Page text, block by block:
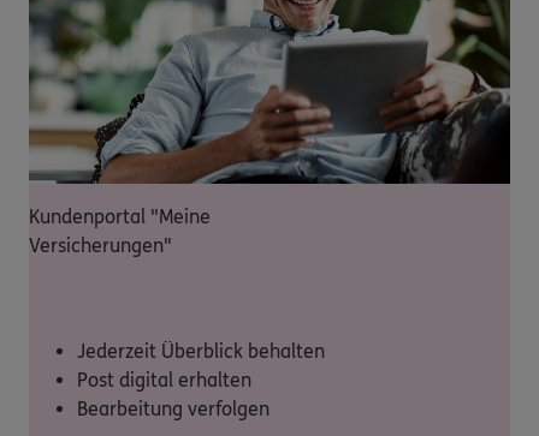
Kundenportal "Meine
Versicherungen"
Jederzeit Überblick behalten
Post digital erhalten
Bearbeitung verfolgen